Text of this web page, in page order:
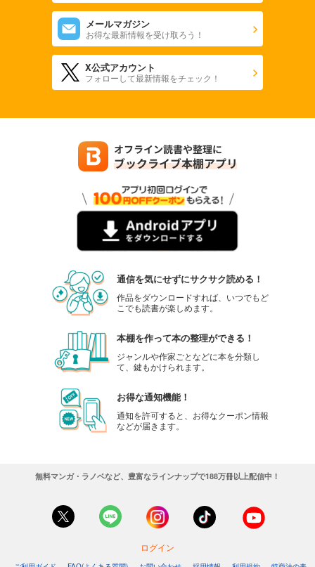
メールマガジン
お得な最新情報を受け取ろう！
X公式アカウント
フォローして最新情報をチェック！
通信を気にせずにサクサク読める！
作品をダウンロードすれば、いつでもど
こでも読書が楽しめます。
本棚を作って本の整理ができる！
ジャンルや作家ごとなどに本を分類し
て、鍵もかけられます。
お得な通知機能！
通知を許可すると、お得なクーポン情報
などが届きます。
無料マンガ・ラノベなど、豊富なラインナップで188万冊以上配信中！
ログイン